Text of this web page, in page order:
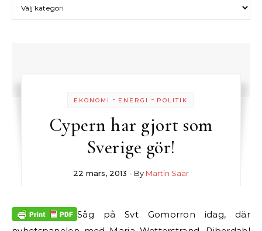
EKONOMI - ENERGI - POLITIK
Cypern har gjort som
Sverige gör!
22 mars, 2013 - By Martin Saar
Såg på Svt Gomorron idag, där